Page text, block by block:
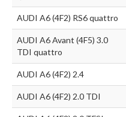
AUDI A6 (4F2) RS6 quattro
AUDI A6 Avant (4F5) 3.0
TDI quattro
AUDI A6 (4F2) 2.4
AUDI A6 (4F2) 2.0 TDI